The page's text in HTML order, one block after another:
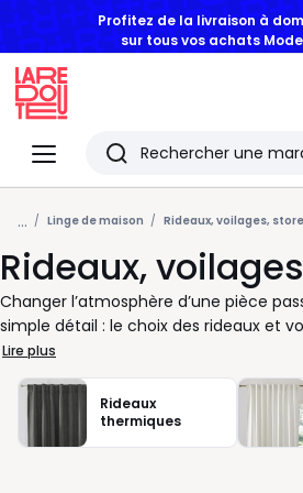
sur tous vos achats Mode
Menu
Redoute
Rechercher
Les
derniers
articles
consultés
... Linge de maison Rideaux, voilages,
Rideaux, voilages
Changer l’atmosphère d’une pièce
simple détail : le choix des rideaux et
fonctionnels et décoratifs, ils
lumière et apportent une touche
Vous cherchez à créer une ambiance
plus lumineuse dans la chambre ?
le rideau idéal, qu’il soit uni ou à motif
Lire plus
Rideaux
thermiques